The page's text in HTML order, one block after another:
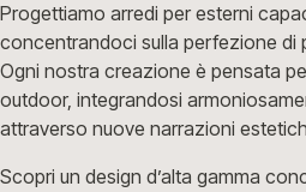
Progettiamo arredi per esterni
concentrandoci sulla perfezione di
Ogni nostra creazione è pensata
outdoor, integrandosi
attraverso nuove narrazioni
Scopri un design d’alta gamma